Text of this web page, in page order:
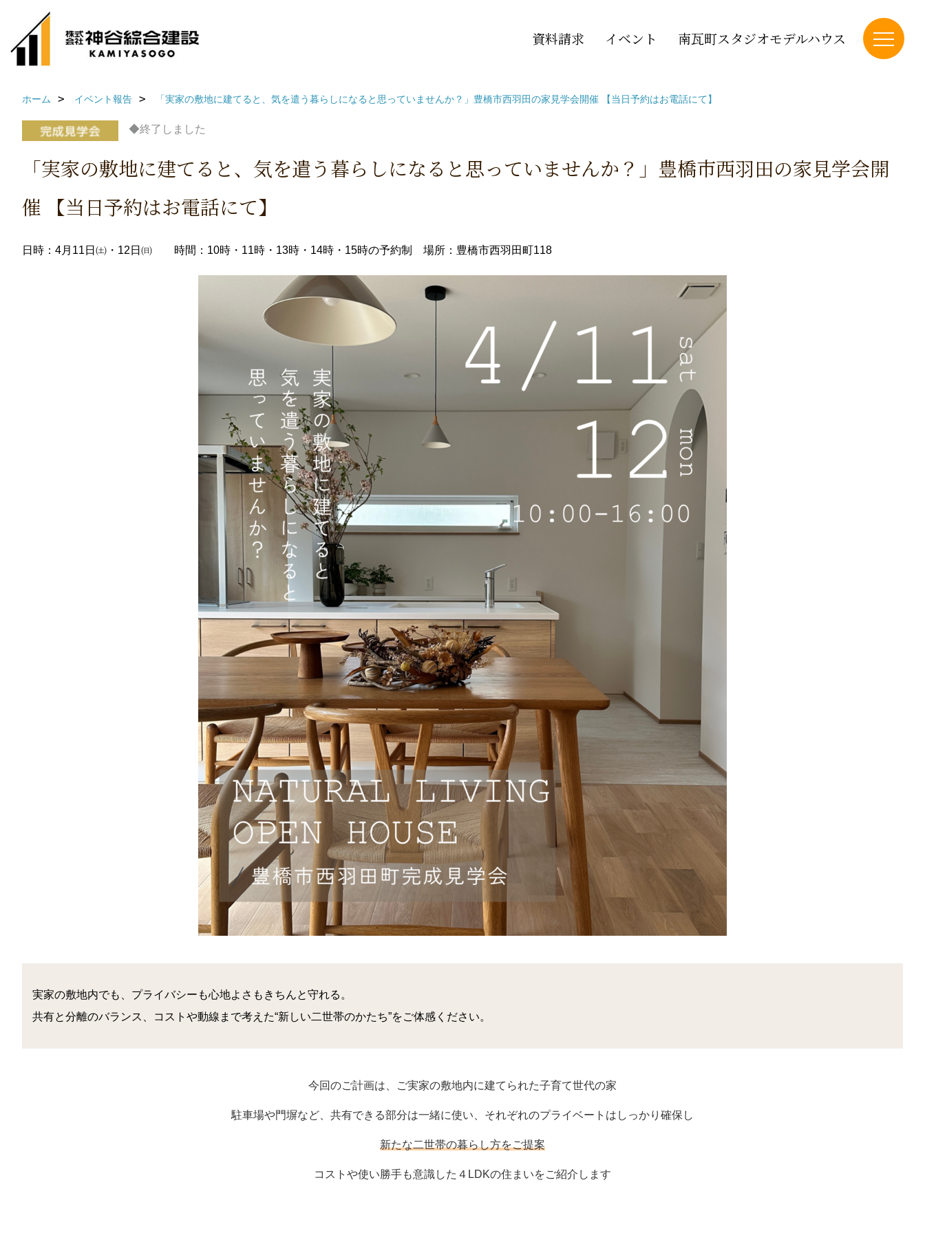
資料請求 イベント 南瓦町スタジオモデルハウス
ホーム イベント報告 「実家の敷地に建てると、気を遣う暮らしになると思っていませんか？」豊橋市西羽田の家見学会開催 【当日予約はお電話にて】
◆終了しました
「実家の敷地に建てると、気を遣う暮らしになると思っていませんか？」豊橋市西羽田の家見学会開
催 【当日予約はお電話にて】
日時：4月11日㈯・12日㈰ 時間：10時・11時・13時・14時・15時の予約制 場所：豊橋市西羽田町118
実家の敷地内でも、プライバシーも心地よさもきちんと守れる。
共有と分離のバランス、コストや動線まで考えた“新しい二世帯のかたち”をご体感ください。
今回のご計画は、ご実家の敷地内に建てられた子育て世代の家
駐車場や門塀など、共有できる部分は一緒に使い、それぞれのプライベートはしっかり確保し
新たな二世帯の暮らし方をご提案
コストや使い勝手も意識した４LDKの住まいをご紹介します